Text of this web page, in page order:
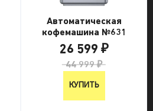
Автоматическая
кофемашина №631
26 599 ₽
44 999 ₽
КУПИТЬ